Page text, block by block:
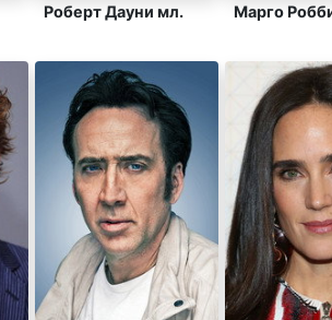
Роберт Дауни мл. Марго